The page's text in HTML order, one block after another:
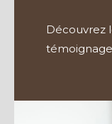
Découvrez